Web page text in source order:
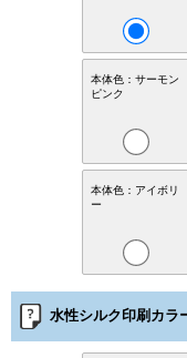
本体色：サーモン
ピンク
本体色：アイボリ
ー
水性シルク印刷カラ